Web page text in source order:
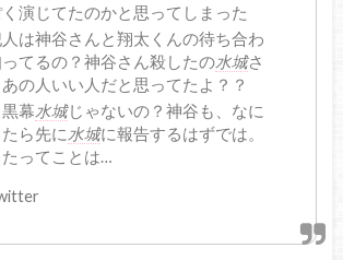
演じてたのかと思ってしまった
は神谷さんと翔太くんの待ち合わ
てるの？神谷さん殺したの水城さ
の人いい人だと思ってたよ？？
幕水城じゃないの？神谷も、なに
ら先に 水城に報告するはずでは。
たってことは…